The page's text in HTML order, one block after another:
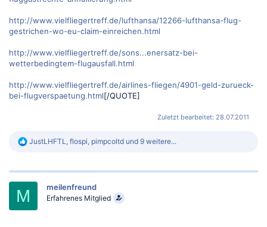
http://www.vielfliegertreff.de/lufthansa/12266-lufthansa-flug-
gestrichen-wo-eu-claim-einreichen.html
http://www.vielfliegertreff.de/sons...enersatz-bei-
wetterbedingtem-flugausfall.html
http://www.vielfliegertreff.de/airlines-fliegen/4901-geld-zurueck-
bei-flugverspaetung.html[/QUOTE]
Zuletzt bearbeitet: 28.07.2011
R
k
i
JustLHFTL, flospi, pimpcoltd und 9 weitere...
M meilenfreund
Erfahrenes Mitglied